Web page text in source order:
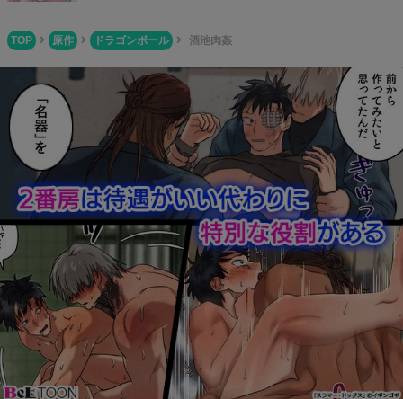
TOP 原作 ドラゴンボール 酒池肉姦